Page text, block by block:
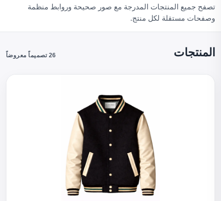
تصفح جميع المنتجات المدرجة مع صور صحيحة وروابط منظمة
وصفحات مستقلة لكل منتج.
المنتجات 26 تصميماً معروضاً